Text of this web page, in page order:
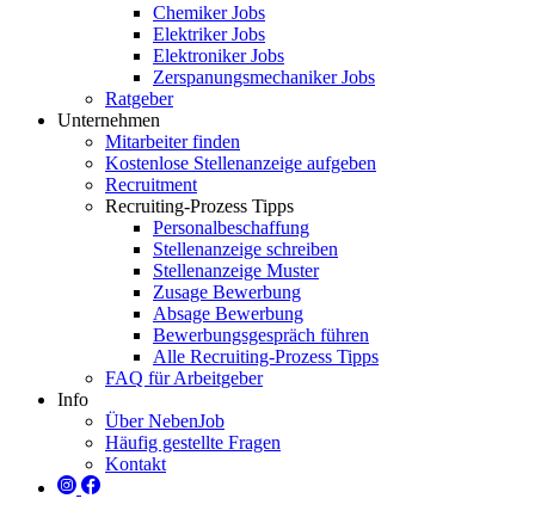
Chemiker Jobs
Elektriker Jobs
Elektroniker Jobs
Zerspanungsmechaniker Jobs
Ratgeber
Unternehmen
Mitarbeiter finden
Kostenlose Stellenanzeige aufgeben
Recruitment
Recruiting-Prozess Tipps
Personalbeschaffung
Stellenanzeige schreiben
Stellenanzeige Muster
Zusage Bewerbung
Absage Bewerbung
Bewerbungsgespräch führen
Alle Recruiting-Prozess Tipps
FAQ für Arbeitgeber
Info
Über NebenJob
Häufig gestellte Fragen
Kontakt